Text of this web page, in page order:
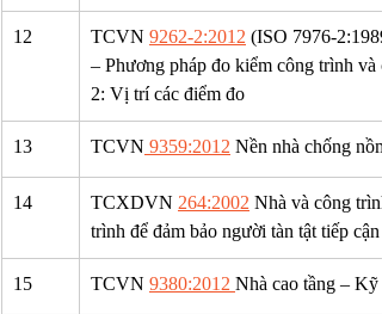
12 TCVN 9262-2:2012 (ISO 7976-
– Phương pháp đo kiểm công trình
2: Vị trí các điểm đo
13 TCVN 9359:2012 Nền nhà chống
14 TCXDVN 264:2002 Nhà và công
trình để đảm bảo người tàn tật tiếp cận
15 TCVN 9380:2012 Nhà cao tầng –